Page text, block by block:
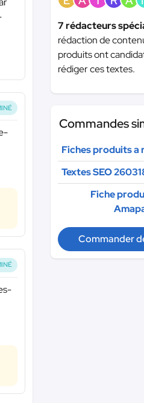
7 rédacteurs
rédaction de
produits ont
rédiger ces textes.
Commandes
Fiches produits a
Textes SEO
Fiche
Commander